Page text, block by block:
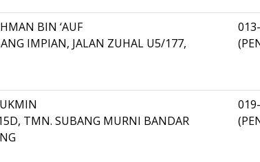
BIN ‘AUF
IMPIAN, JALAN ZUHAL U5/177,
TMN. SUBANG MURNI BANDAR